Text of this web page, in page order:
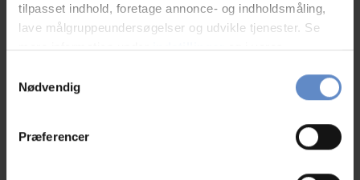
tilpasset indhold, foretage annonce- og indholdsmåling,
lave målgruppeundersøgelser og udvikle tjenester. Se
mere information underindstillingerog i vores
tilbage eller ændre indstillinger fra vores
"Cookiedeklaration", eller ved at trykke på "Privacy
Nødvendig
Præferencer
02.Aug.2026
10,00 ud af 10
Alt godt, vi var familie mor og datter voksne så rejse
savnede var, at værelser kaldes handicapvenligt men
det er ikke et eneste greb derude sat ved toilettet på